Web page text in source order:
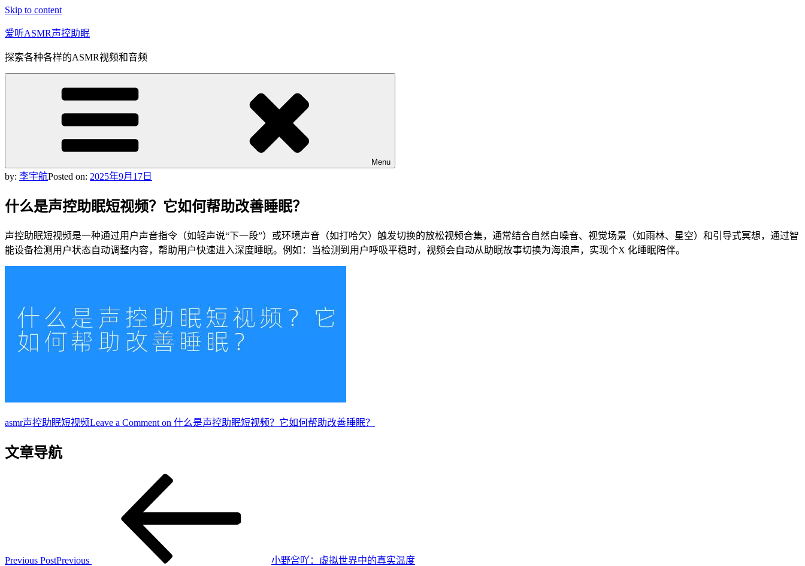
Skip to content
爱听ASMR声控助眠
探索各种各样的ASMR视频和音频
Menu
by: 李宇航Posted on: 2025年9月17日
什么是声控助眠短视频？它如何帮助改善睡眠？
声控助眠短视频是一种通过用户声音指令（如轻声说“下一段”）或环境声音（如打哈欠）触发切换的放松视频合集，通常结合自然白噪音、视觉场景（如雨林、星空）和引导式冥想，通过智
能设备检测用户状态自动调整内容，帮助用户快速进入深度睡眠。例如：当检测到用户呼吸平稳时，视频会自动从助眠故事切换为海浪声，实现个X 化睡眠陪伴。
asmr声控助眠短视频Leave a Comment on 什么是声控助眠短视频？它如何帮助改善睡眠？
文章导航
Previous PostPrevious 小野吢吖：虚拟世界中的真实温度